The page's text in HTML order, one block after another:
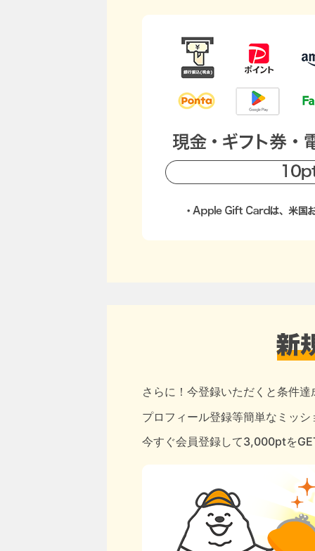
さらに！今登録いただくと条件達
プロフィール登録等簡単なミッ
今すぐ会員登録して3,000ptを